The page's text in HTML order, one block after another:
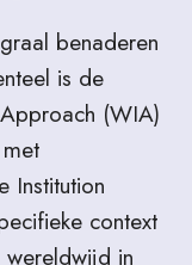
benaderen
is de
(WIA)
Institution
context
in